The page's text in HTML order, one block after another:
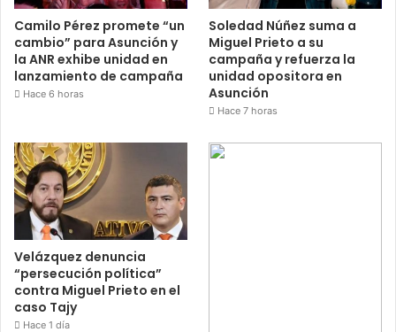
Camilo Pérez promete “un
cambio” para Asunción y
la ANR exhibe unidad en
lanzamiento de campaña
Hace 6 horas
Soledad Núñez suma a
Miguel Prieto a su
campaña y refuerza la
unidad opositora en
Asunción
Hace 7 horas
Velázquez denuncia
“persecución política”
contra Miguel Prieto en el
caso Tajy
Hace 1 día